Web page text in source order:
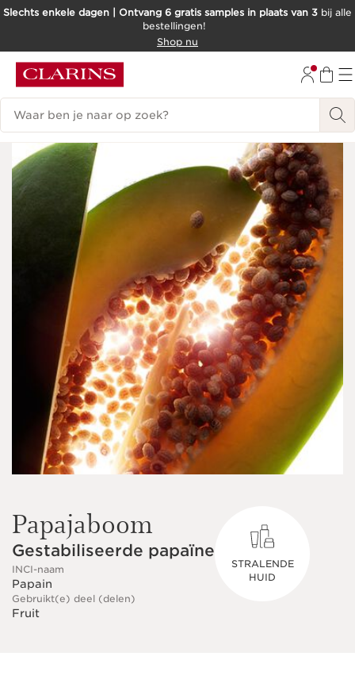
DOORGAAN NAAR INHOUD
Slechts enkele dagen | Ontvang 6 gratis samples in plaats van 3 bij alle
bestellingen!
Shop nu
Zoekgeschiedenis
Papajaboom
Gestabiliseerde papaïne
INCI-naam
Papain
Gebruikt(e) deel (delen)
Fruit
STRALENDE
HUID